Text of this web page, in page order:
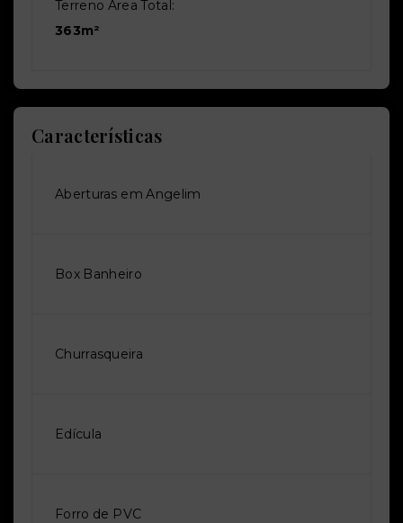
Terreno Área Total:
363m²
Características
Aberturas em Angelim
Box Banheiro
Churrasqueira
Edícula
Forro de PVC